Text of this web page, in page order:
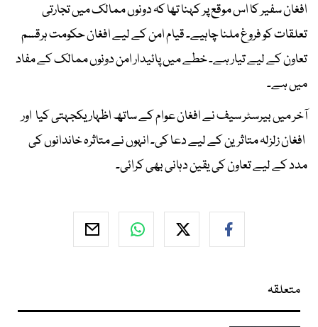
افغان سفیر کا اس موقع پر کہنا تھا کہ دونوں ممالک میں تجارتی
تعلقات کو فروغ ملنا چاہیے۔ قیام امن کے لیے افغان حکومت ہرقسم
تعاون کے لیے تیار ہے۔ خطے میں پائیدار امن دونوں ممالک کے مفاد
میں ہے۔
آخر میں بیرسٹر سیف نے افغان عوام کے ساتھ اظہار یکجہتی کیا اور
افغان زلزلہ متاثرین کے لیے دعا کی۔ انہوں نے متاثرہ خاندانوں کی
مدد کے لیے تعاون کی یقین دہانی بھی کرائی۔
متعلقہ